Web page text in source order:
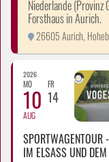
Niederlande
Forsthaus in Aurich.
26605 Aurich,
2026
MO
10
AUG
FR
14
SPORTWAGENTOUR
IM ELSASS UND